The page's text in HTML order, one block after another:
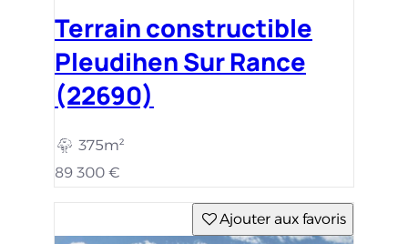
Terrain constructible
Pleudihen Sur Rance
(22690)
375m²
89 300 €
Ajouter aux favoris